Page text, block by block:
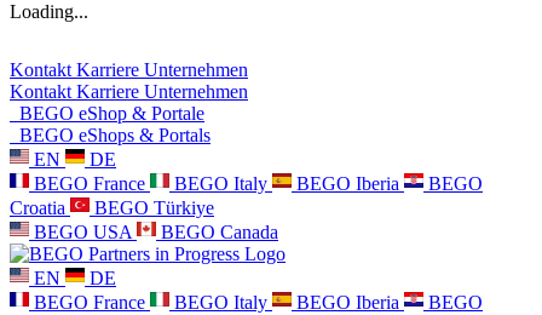
Loading...
Kontakt Karriere Unternehmen
Kontakt Karriere Unternehmen
BEGO eShop & Portale
BEGO eShops & Portals
EN
DE
BEGO France
BEGO Italy BEGO Iberia
BEGO
Croatia
BEGO Türkiye
BEGO USA
BEGO Canada
EN
DE
BEGO France
BEGO Italy BEGO Iberia
BEGO